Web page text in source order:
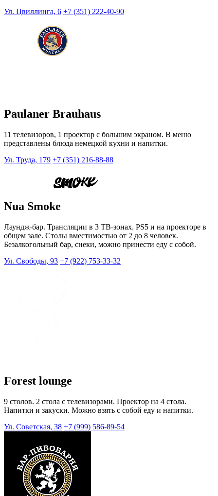
Ул. Цвиллинга, 6 +7 (351) 222-40-90
Paulaner Brauhaus
11 телевизоров, 1 проектор с большим экраном. В меню
представлены блюда немецкой кухни и напитки.
Ул. Труда, 179 +7 (351) 216-88-88
Nua Smoke
Лаундж-бар. Трансляции в 3 ТВ-зонах. PS5 и на проекторе в
общем зале. Столы вместимостью от 2 до 8 человек.
Безалкогольный бар, снеки, можно принести еду с собой.
Ул. Свободы, 93 +7 (922) 753-33-32
Forest lounge
9 столов. 2 стола с телевизорами. Проектор на 4 стола.
Напитки и закуски. Можно взять с собой еду и напитки.
Ул. Советская, 38 +7 (999) 586-89-54